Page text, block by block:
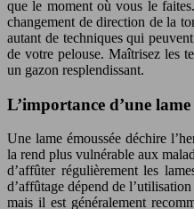
que le moment où vous le
changement de direction de la
autant de techniques qui
de votre pelouse. Maîtrisez les
un gazon resplendissant.
L’importance d’une
Une lame émoussée déchire
la rend plus vulnérable aux
d’affûter régulièrement les
d’affûtage dépend de
mais il est généralement